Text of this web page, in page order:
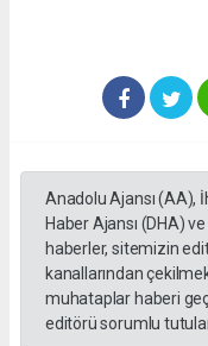
Anadolu Ajansı (AA),
Haber Ajansı (DHA)
haberler, sitemizin
kanallarından
muhataplar haberi
editörü sorumlu